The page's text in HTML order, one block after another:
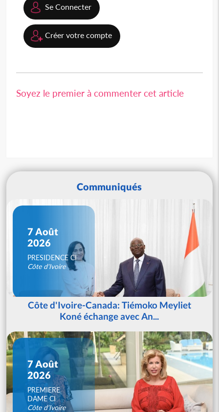
Se Connecter
Créer votre compte
Soyez le premier à commenter cet article
Communiqués
7 Août
2026
PRESIDENCE CI
Côte d'Ivoire
Côte d'Ivoire-Canada: Tiémoko Meyliet
Koné échange avec An...
7 Août
2026
PREMIERE
DAME CI
Côte d'Ivoire